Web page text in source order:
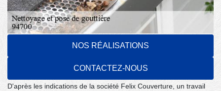
NOS RÉALISATIONS
CONTACTEZ-NOUS
Les différents indices pour établir le prix
de nettoyage des gouttières à Maisons
Alfort dans le 94700
D'après les indications de la société Felix Couverture, un travail